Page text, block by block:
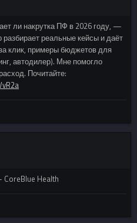
ли накрутка ПФ в 2026 году, —
разбирает реальные кейсы и даёт
клик, примеры бюджетов для
автодилер). Мне помогло
Почитайте:
- CoreBlue Health